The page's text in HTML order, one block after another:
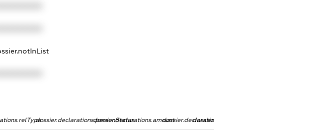
dossier.declarations.personStatusdossier.declarations.amountdossier.declarations.currency
dossier.declarations.source